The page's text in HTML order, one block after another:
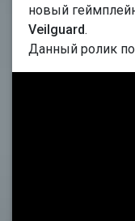
новый
Veilguard.
Данный ролик